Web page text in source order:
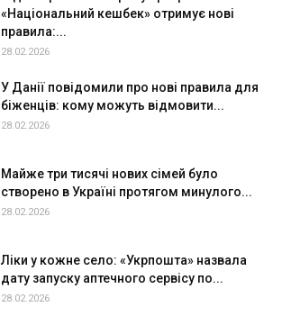
«Національний кешбек» отримує нові
правила:...
28.02.2026
У Данії повідомили про нові правила для
біженців: кому можуть відмовити...
28.02.2026
Майже три тисячі нових сімей було
створено в Україні протягом минулого...
28.02.2026
Ліки у кожне село: «Укрпошта» назвала
дату запуску аптечного сервісу по...
28.02.2026